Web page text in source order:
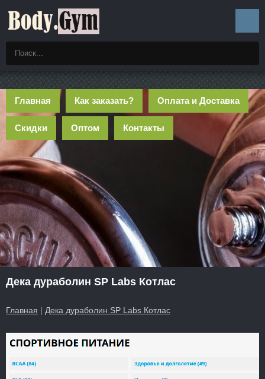
Главная Как заказать? Оплата и Доставка
Скидки Оптом Контакты
Дека дураболин SP Labs Котлас
Главная | Дека дураболин SP Labs Котлас